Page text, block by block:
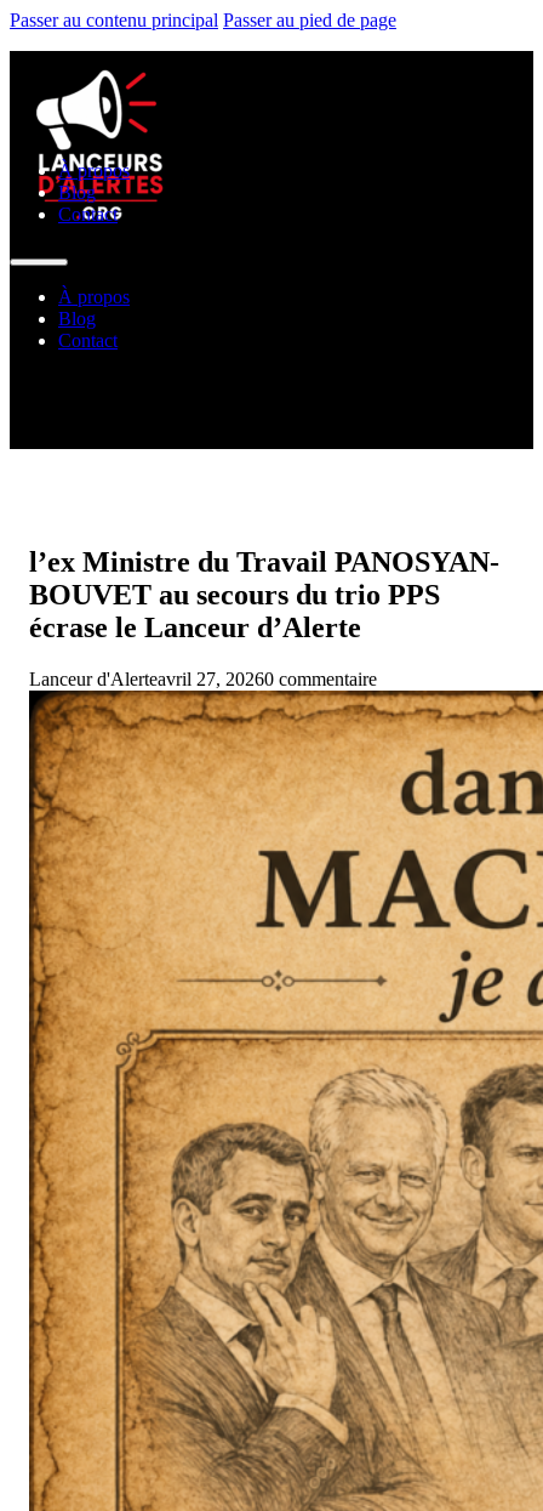
Passer au contenu principal Passer au pied de page
À propos
Blog
Contact
À propos
Blog
Contact
l’ex Ministre du Travail PANOSYAN-
BOUVET au secours du trio PPS
écrase le Lanceur d’Alerte
Lanceur d'Alerteavril 27, 20260 commentaire